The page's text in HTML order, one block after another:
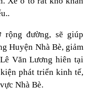
đường, sẽ giúp
Huyện Nhà Bè, giảm
Văn Lương hiên tại
phát triển kinh tế,
Nhà Bè.